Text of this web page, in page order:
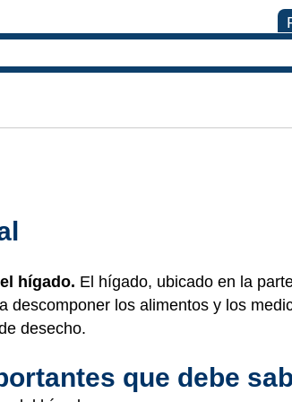
hígado. El hígado, ubicado en la
descomponer los alimentos y los
desecho.
que debe